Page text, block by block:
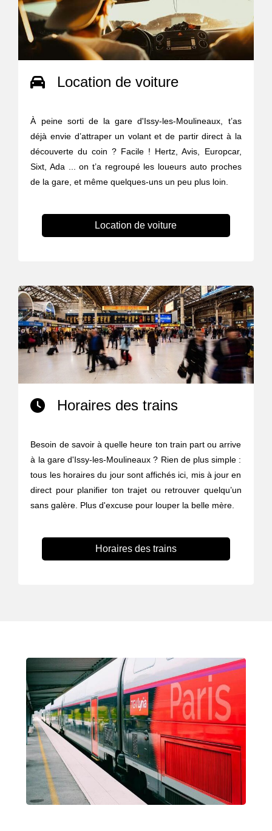
Location de voiture
À peine sorti de la gare d'Issy-les-Moulineaux, t’as
déjà envie d’attraper un volant et de partir direct à la
découverte du coin ? Facile ! Hertz, Avis, Europcar,
Sixt, Ada ... on t’a regroupé les loueurs auto proches
de la gare, et même quelques-uns un peu plus loin.
Location de voiture
Horaires des trains
Besoin de savoir à quelle heure ton train part ou arrive
à la gare d'Issy-les-Moulineaux ? Rien de plus simple :
tous les horaires du jour sont affichés ici, mis à jour en
direct pour planifier ton trajet ou retrouver quelqu’un
sans galère. Plus d'excuse pour louper la belle mère.
Horaires des trains